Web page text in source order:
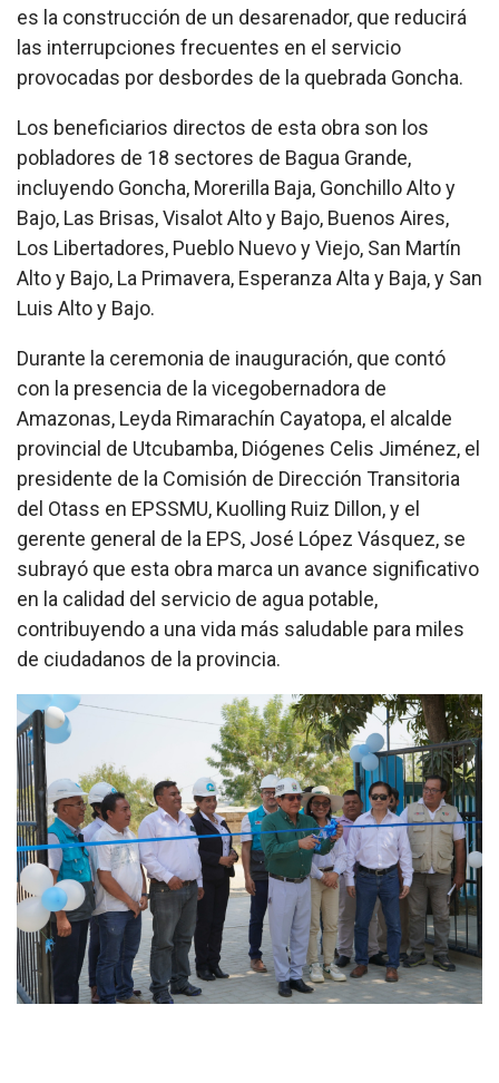
es la construcción de un desarenador, que reducirá
las interrupciones frecuentes en el servicio
provocadas por desbordes de la quebrada Goncha.
Los beneficiarios directos de esta obra son los
pobladores de 18 sectores de Bagua Grande,
incluyendo Goncha, Morerilla Baja, Gonchillo Alto y
Bajo, Las Brisas, Visalot Alto y Bajo, Buenos Aires,
Los Libertadores, Pueblo Nuevo y Viejo, San Martín
Alto y Bajo, La Primavera, Esperanza Alta y Baja, y San
Luis Alto y Bajo.
Durante la ceremonia de inauguración, que contó
con la presencia de la vicegobernadora de
Amazonas, Leyda Rimarachín Cayatopa, el alcalde
provincial de Utcubamba, Diógenes Celis Jiménez, el
presidente de la Comisión de Dirección Transitoria
del Otass en EPSSMU, Kuolling Ruiz Dillon, y el
gerente general de la EPS, José López Vásquez, se
subrayó que esta obra marca un avance significativo
en la calidad del servicio de agua potable,
contribuyendo a una vida más saludable para miles
de ciudadanos de la provincia.